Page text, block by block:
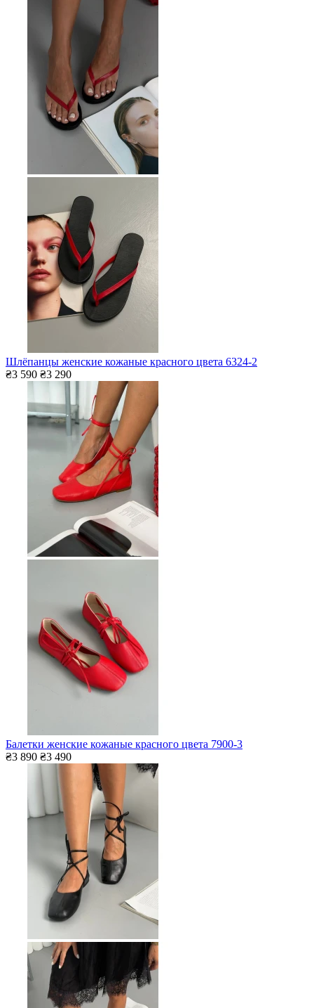
Шлёпанцы женские кожаные красного цвета 6324-2
₴3 590 ₴3 290
Балетки женские кожаные красного цвета 7900-3
₴3 890 ₴3 490